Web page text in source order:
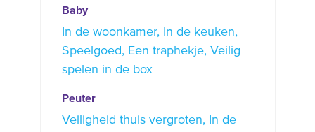
Baby
In de woonkamer
In de keuken
Speelgoed
Een traphekje Veilig
spelen in de box
Peuter
Veiligheid thuis vergroten
In de